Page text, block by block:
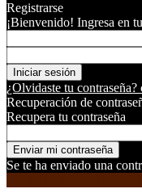
Registrarse
¡Bienvenido! Ingresa en
¿Olvidaste tu contraseña?
Recuperación de
Recupera tu contraseña
Se te ha enviado una